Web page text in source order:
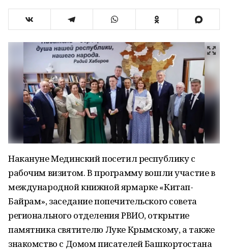
Накануне Мединский посетил республику с
рабочим визитом. В программу вошли участие в
международной книжной ярмарке «Китап-
Байрам», заседание попечительского совета
регионального отделения РВИО, открытие
памятника святителю Луке Крымскому, а также
знакомство с Домом писателей Башкортостана